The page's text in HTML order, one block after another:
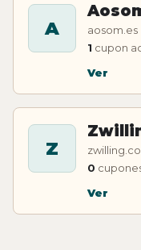
A
aosom.es
1 cupon
Ver
Z
0
Ver